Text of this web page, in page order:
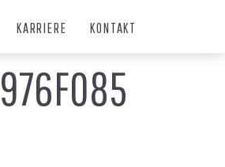
KARRIERE KONTAKT